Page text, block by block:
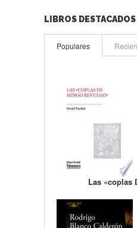
LIBROS DESTACADOS
Populares
Las «coplas